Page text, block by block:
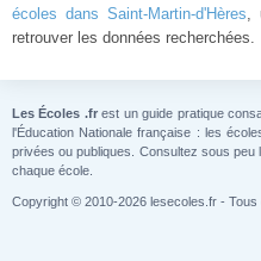
écoles dans Saint-Martin-d'Hères,
retrouver les données recherchées.
Les Écoles .frest un guide pratique
l'Éducation Nationale française : les
privées ou publiques. Consultez sous
chaque école.
Copyright © 2010-2026 lesecoles.fr -